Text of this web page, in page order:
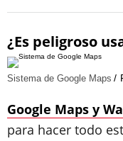
¿Es peligroso
Sistema de Google Maps
Google Maps y
para hacer todo